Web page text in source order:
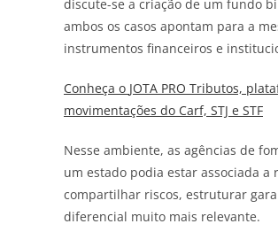
discute-se a criação de um fundo
ambos os casos apontam para a
instrumentos financeiros e
Conheça o JOTA PRO Tributos,
movimentações do Carf, STJ e STF
Nesse ambiente, as agências de
um estado podia estar associada
compartilhar riscos, estruturar
diferencial muito mais relevante.